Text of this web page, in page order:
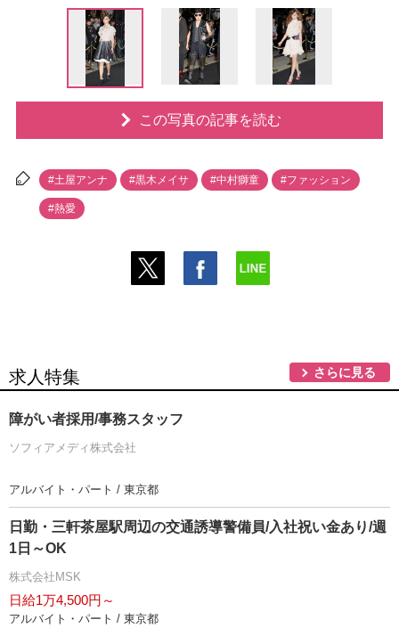
この写真の記事を読む
#土屋アンナ #黒木メイサ #中村獅童 #ファッション
#熱愛
求人特集 さらに見る
障がい者採用/事務スタッフ
ソフィアメディ株式会社
アルバイト・パート / 東京都
日勤・三軒茶屋駅周辺の交通誘導警備員/入社祝い金あり/週
1日～OK
株式会社MSK
日給1万4,500円～
アルバイト・パート / 東京都